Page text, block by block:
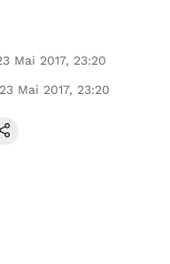
Mai 2017, 23:20
23 Mai 2017, 23:20